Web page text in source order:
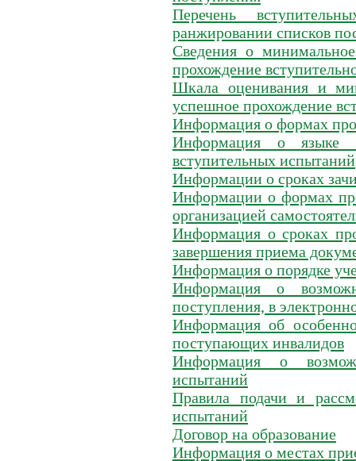
Перечень
ранжировании списков
Сведения о
прохождение
Шкала оценивания и
успешное прохождение
Информация о формах
Информация о языке
вступительных испытаний
Информации о сроках
Информации о формах
организацией
Информация о сроках
завершения приема
Информация о порядке
Информация о
поступления, в
Информация об
поступающих инвалидов
Информация о
испытаний
Правила подачи и
испытаний
Договор на образование
Информация о местах